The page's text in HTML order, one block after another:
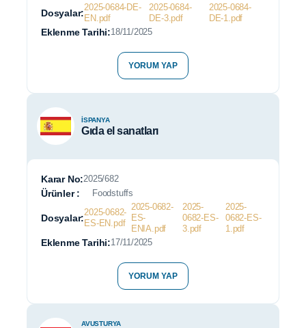
Dosyalar:
2025-0684-DE-
EN.pdf
2025-0684-
DE-3.pdf
2025-0684-
DE-1.pdf
Eklenme Tarihi:18/11/2025
YORUM YAP
İSPANYA
Gıda el sanatları
Karar No:2025/682
Ürünler : Foodstuffs
Dosyalar:
2025-0682-
ES-EN.pdf
2025-0682-
ES-
ENIA.pdf
2025-
0682-ES-
3.pdf
2025-
0682-ES-
1.pdf
Eklenme Tarihi:17/11/2025
YORUM YAP
AVUSTURYA